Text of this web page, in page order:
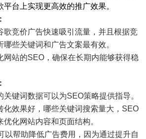
台上实现更高效的推广效果。
：
歌竞价广告快速吸引流量，并且根据竞
些关键词和广告文案最有效。
网站的SEO，确保在长期内能够获得稳
：
键词数据可以为SEO策略提供指导。
化效果好，哪些关键词搜索量大，SEO
化网站内容和页面结构。
以帮助降低广告费用，因为通过提升自